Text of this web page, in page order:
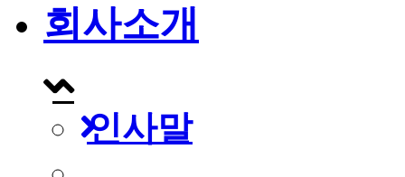
회사소개
인사말